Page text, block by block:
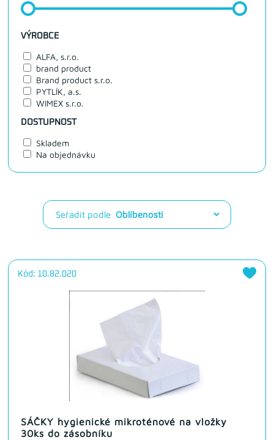
VÝROBCE
ALFA, s.r.o.
brand product
Brand product s.r.o.
PYTLÍK, a.s.
WIMEX s.r.o.
DOSTUPNOST
Skladem
Na objednávku
Seřadit podle
Kód: 10.82.020
SÁČKY hygienické mikroténové na vložky
30ks do zásobníku